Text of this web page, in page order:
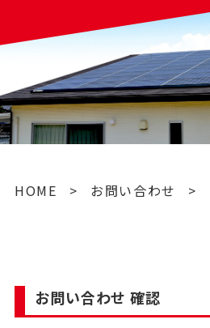
HOME > お問い合わせ >
お問い合わせ 確認